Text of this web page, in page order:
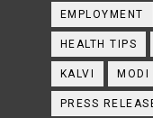
EMPLOYMENT
HEALTH TIPS
KALVI MODI
PRESS